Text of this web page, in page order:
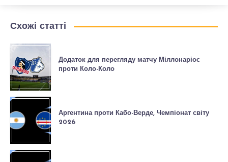
Схожі статті
Додаток для перегляду матчу Міллонаріос
проти Коло-Коло
Аргентина проти Кабо-Верде, Чемпіонат світу
2026